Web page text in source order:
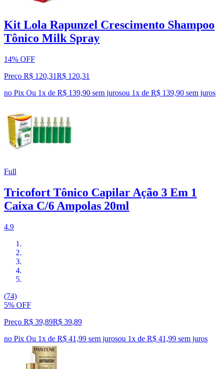
Kit Lola Rapunzel Crescimento Shampoo
Tônico Milk Spray
14% OFF
Preço R$ 120,31R$ 120,31
no Pix Ou 1x de R$ 139,90 sem jurosou 1x de R$ 139,90 sem juros
Full
Tricofort Tônico Capilar Ação 3 Em 1
Caixa C/6 Ampolas 20ml
4.9
(74)
5% OFF
Preço R$ 39,89R$ 39,89
no Pix Ou 1x de R$ 41,99 sem jurosou 1x de R$ 41,99 sem juros